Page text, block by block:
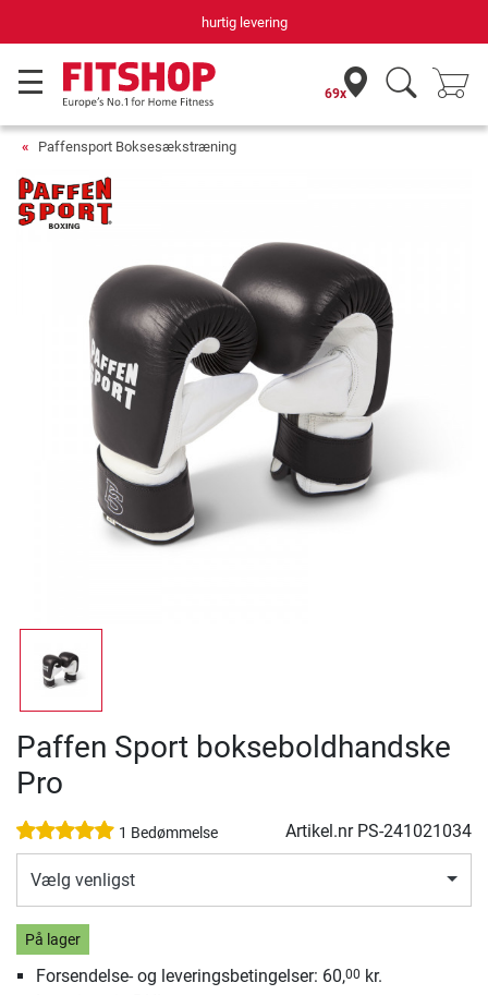
hurtig levering
69x
Paffensport Boksesækstræning
Paffen Sport bokseboldhandske
Pro
1 Bedømmelse Artikel.nr PS-241021034
Vælg venligst
På lager
Forsendelse- og leveringsbetingelser: 60,00 kr.